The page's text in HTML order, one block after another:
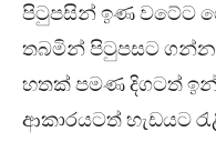
පිටුපසින් ඉණ වටේට
තබමින් පිටුපසට
හතක් පමණ දිගටත්
ආකාරයටත් හැඩයට